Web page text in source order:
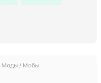
Моды / Мобы